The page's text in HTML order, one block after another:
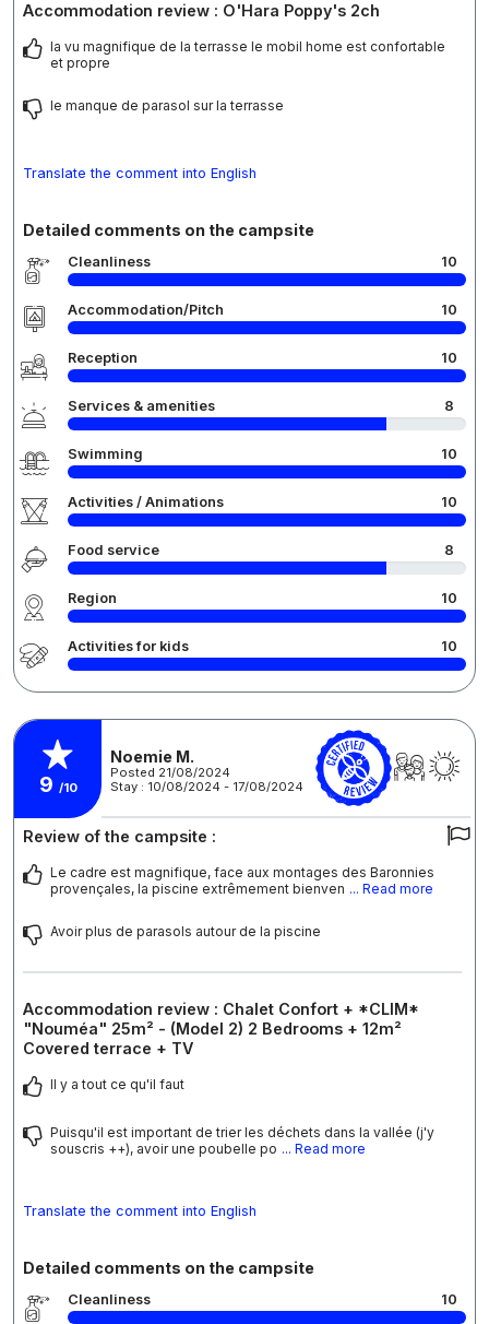
Accommodation review : O'Hara Poppy's 2ch
la vu magnifique de la terrasse le mobil home est confortable
et propre
le manque de parasol sur la terrasse
Translate the comment into English
Detailed comments on the campsite
Cleanliness 10
Accommodation/Pitch 10
Reception 10
Services & amenities 8
Swimming 10
Activities / Animations 10
Food service 8
Region 10
Activities for kids 10
9 /10
Noemie M.
Posted 21/08/2024
Stay : 10/08/2024 - 17/08/2024
Review of the campsite :
Le cadre est magnifique, face aux montages des Baronnies
provençales, la piscine extrêmement bienven ... Read more
Avoir plus de parasols autour de la piscine
Accommodation review : Chalet Confort + *CLIM*
"Nouméa" 25m² - (Model 2) 2 Bedrooms + 12m²
Covered terrace + TV
Il y a tout ce qu'il faut
Puisqu'il est important de trier les déchets dans la vallée (j'y
souscris ++), avoir une poubelle po ... Read more
Translate the comment into English
Detailed comments on the campsite
Cleanliness 10